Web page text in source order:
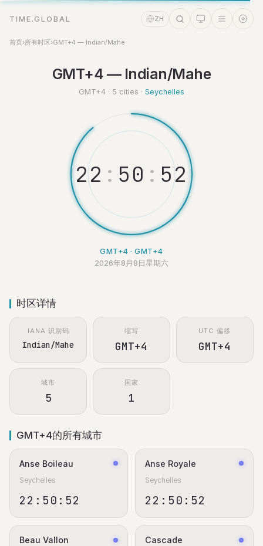
TIME.GLOBAL ZH
首页›所有时区›GMT+4 — Indian/Mahe
GMT+4 — Indian/Mahe
GMT+4 · 5 cities · Seychelles
22 : 50 : 52
GMT+4 · GMT+4
2026年8月8日星期六
时区详情
IANA 识别码
Indian/Mahe
缩写
GMT+4
UTC 偏移
GMT+4
城市
5
国家
1
GMT+4的所有城市
Anse Boileau
Seychelles
22:50:52
Anse Royale
Seychelles
22:50:52
Beau Vallon Cascade
Online